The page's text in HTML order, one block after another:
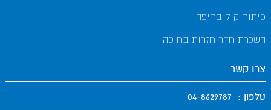
פיתוח קול בחיפה
השכרת חדר חזרות בחיפה
צרו קשר
טלפון : 04-8629787